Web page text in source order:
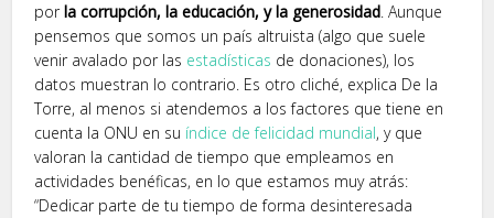
porla corrupción, la educación, y la generosidad. Aunque
pensemos que somos un país altruista (algo que suele
venir avalado por las estadísticas de donaciones), los
datos muestran lo contrario. Es otro cliché, explica De la
Torre, al menos si atendemos a los factores que tiene en
cuenta la ONU en su índice de felicidad mundial, y que
valoran la cantidad de tiempo que empleamos en
actividades benéficas, en lo que estamos muy atrás:
“Dedicar parte de tu tiempo de forma desinteresada